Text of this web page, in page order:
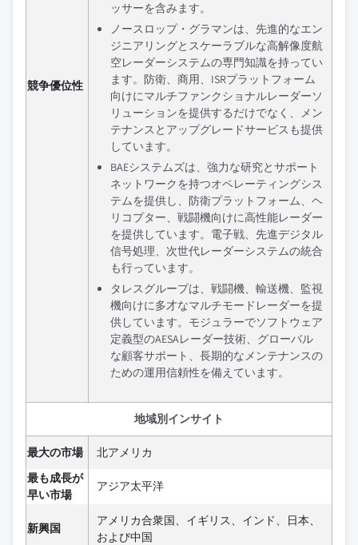
競争優位性
ッサーを含みます。
ノースロップ・グラマンは、先進的なエン
ジニアリングとスケーラブルな高解像度航
空レーダーシステムの専門知識を持ってい
ます。防衛、商用、ISRプラットフォーム
向けにマルチファンクショナルレーダーソ
リューションを提供するだけでなく、メン
テナンスとアップグレードサービスも提供
しています。
BAEシステムズは、強力な研究とサポート
ネットワークを持つオペレーティングシス
テムを提供し、防衛プラットフォーム、ヘ
リコプター、戦闘機向けに高性能レーダー
を提供しています。電子戦、先進デジタル
信号処理、次世代レーダーシステムの統合
も行っています。
タレスグループは、戦闘機、輸送機、監視
機向けに多才なマルチモードレーダーを提
供しています。モジュラーでソフトウェア
定義型のAESAレーダー技術、グローバル
な顧客サポート、長期的なメンテナンスの
ための運用信頼性を備えています。
地域別インサイト
最大の市場
北アメリカ
最も成長が
早い市場
アジア太平洋
新興国
アメリカ合衆国、イギリス、インド、日本、
および中国